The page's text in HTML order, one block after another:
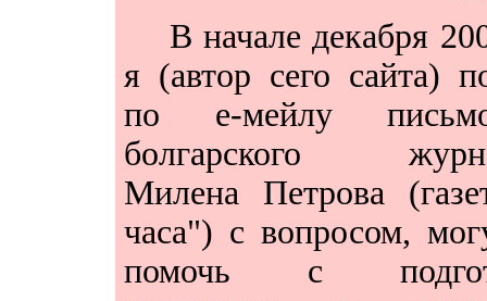
В начале декабря
я (автор сего сайта)
по е-мейлу
болгарского
Милена Петрова
часа") с вопросом,
помочь с